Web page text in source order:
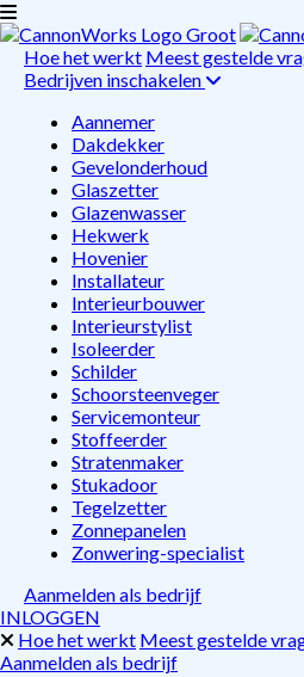
Hoe het werkt Meest gestelde
Bedrijven inschakelen
Aannemer
Dakdekker
Gevelonderhoud
Glaszetter
Glazenwasser
Hekwerk
Hovenier
Installateur
Interieurbouwer
Interieurstylist
Isoleerder
Schilder
Schoorsteenveger
Servicemonteur
Stoffeerder
Stratenmaker
Stukadoor
Tegelzetter
Zonnepanelen
Zonwering-specialist
Aanmelden als bedrijf
INLOGGEN
Hoe het werkt Meest gestelde
Aanmelden als bedrijf